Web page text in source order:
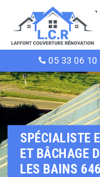
05 33 06 10
SPÉCIALISTE
ET BÂCHAGE
LES BAINS